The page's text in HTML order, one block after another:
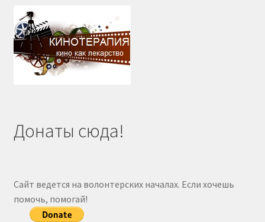
Донаты сюда!
Сайт ведется на волонтерских началах. Если хочешь
помочь, помогай!